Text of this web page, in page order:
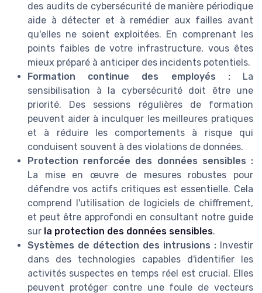
des audits de cybersécurité de manière périodique
aide à détecter et à remédier aux failles avant
qu'elles ne soient exploitées. En comprenant les
points faibles de votre infrastructure, vous êtes
mieux préparé à anticiper des incidents potentiels.
Formation continue des employés :La
sensibilisation à la cybersécurité doit être une
priorité. Des sessions régulières de formation
peuvent aider à inculquer les meilleures pratiques
et à réduire les comportements à risque qui
conduisent souvent à des violations de données.
Protection renforcée des données sensibles :
La mise en œuvre de mesures robustes pour
défendre vos actifs critiques est essentielle. Cela
comprend l'utilisation de logiciels de chiffrement,
et peut être approfondi en consultant notre guide
sur la protection des données sensibles.
Systèmes de détection des intrusions : Investir
dans des technologies capables d'identifier les
activités suspectes en temps réel est crucial. Elles
peuvent protéger contre une foule de vecteurs